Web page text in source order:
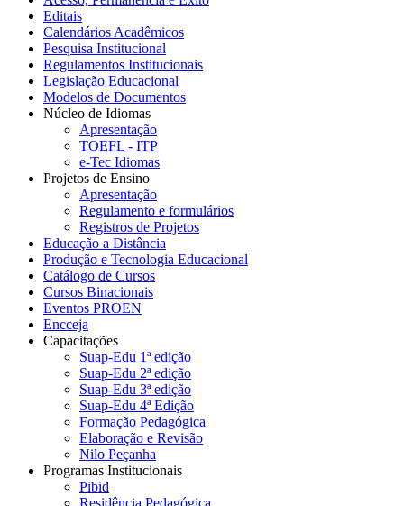
Editais
Calendários Acadêmicos
Pesquisa Institucional
Regulamentos Institucionais
Legislação Educacional
Modelos de Documentos
Núcleo de Idiomas
Apresentação
TOEFL - ITP
e-Tec Idiomas
Projetos de Ensino
Apresentação
Regulamento e formulários
Registros de Projetos
Educação a Distância
Produção e Tecnologia Educacional
Catálogo de Cursos
Cursos Binacionais
Eventos PROEN
Encceja
Capacitações
Suap-Edu 1ª edição
Suap-Edu 2ª edição
Suap-Edu 3ª edição
Suap-Edu 4ª Edição
Formação Pedagógica
Elaboração e Revisão
Nilo Peçanha
Programas Institucionais
Pibid